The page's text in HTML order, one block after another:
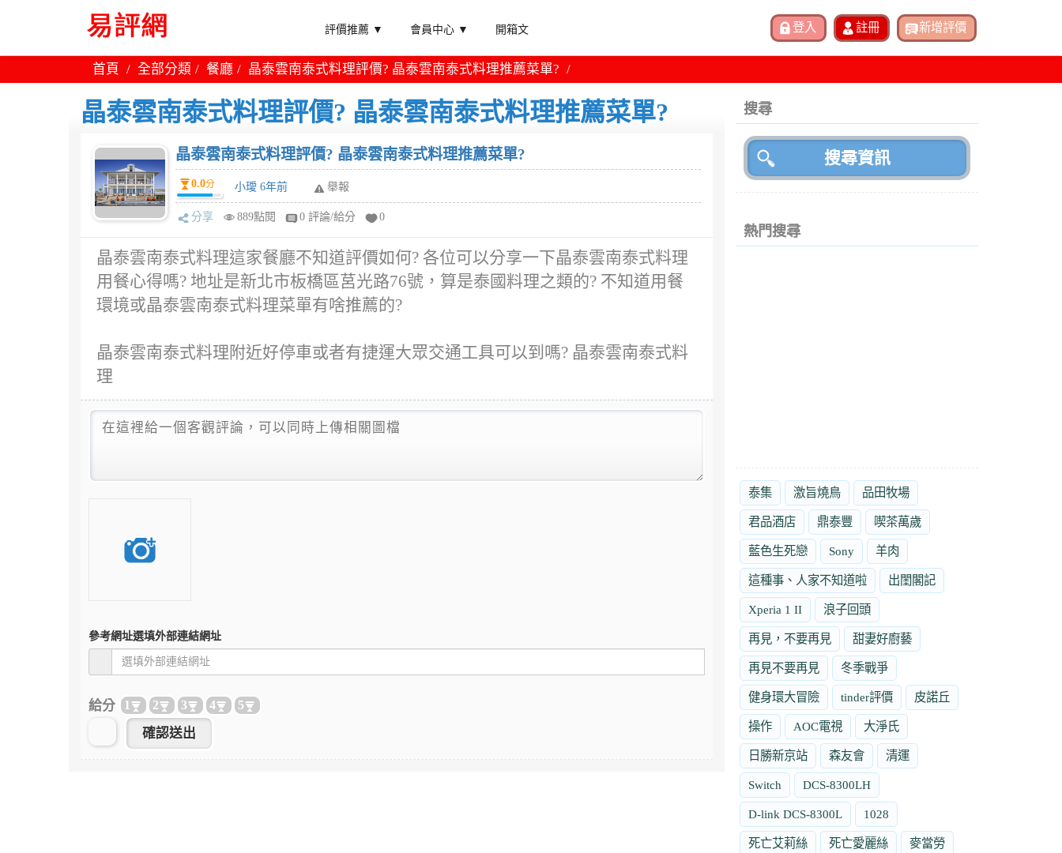
評價推薦 ▼ 會員中心 ▼ 開箱文
首頁 全部分類 餐廳 晶泰雲南泰式料理評價? 晶泰雲南泰式料理推薦菜單?
晶泰雲南泰式料理評價? 晶泰雲南泰式料理推薦菜單?
晶泰雲南泰式料理評價? 晶泰雲南泰式料理推薦菜單?
0.0分 小璦 6年前 舉報
分享 889點閱 0 評論/給分 0
晶泰雲南泰式料理這家餐廳不知道評價如何? 各位可以分享一下晶泰雲南泰式料理
用餐心得嗎? 地址是新北市板橋區莒光路76號，算是泰國料理之類的? 不知道用餐
環境或晶泰雲南泰式料理菜單有啥推薦的?
晶泰雲南泰式料理附近好停車或者有捷運大眾交通工具可以到嗎? 晶泰雲南泰式料
理
參考網址選填外部連結網址
給分 1 2 3 4 5
搜尋
熱門搜尋
泰集 激旨燒鳥 品田牧場
君品酒店 鼎泰豐 喫茶萬歲
藍色生死戀 Sony 羊肉
這種事、人家不知道啦 出閨閣記
Xperia 1 II 浪子回頭
再見，不要再見 甜妻好廚藝
再見不要再見 冬季戰爭
健身環大冒險 tinder評價 皮諾丘
操作 AOC電視 大淨氏
日勝新京站 森友會 清運
Switch DCS-8300LH
D-link DCS-8300L 1028
死亡艾莉絲 死亡愛麗絲 麥當勞